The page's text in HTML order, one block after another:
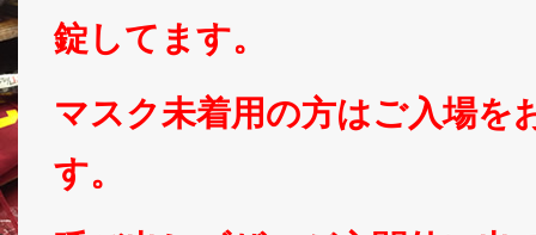
錠してます。
マスク未着用の方はご入場を
す。